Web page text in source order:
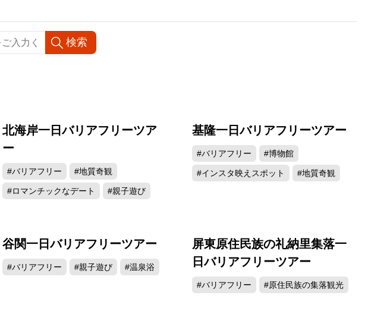
北海岸一日バリアフリーツア
ー
#バリアフリー #地質奇観
#ロマンチックなデート #親子遊び
基隆一日バリアフリーツアー
#バリアフリー #博物館
#インスタ映えスポット #地質奇観
谷関一日バリアフリーツアー
#バリアフリー #親子遊び #温泉浴
屏東原住民族の礼納里集落一
日バリアフリーツアー
#バリアフリー #原住民族の集落観光